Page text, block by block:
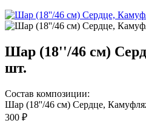
Шар (18''/46 см)
шт.
Состав композиции:
Шар (18''/46 см) Сердце,
300 ₽